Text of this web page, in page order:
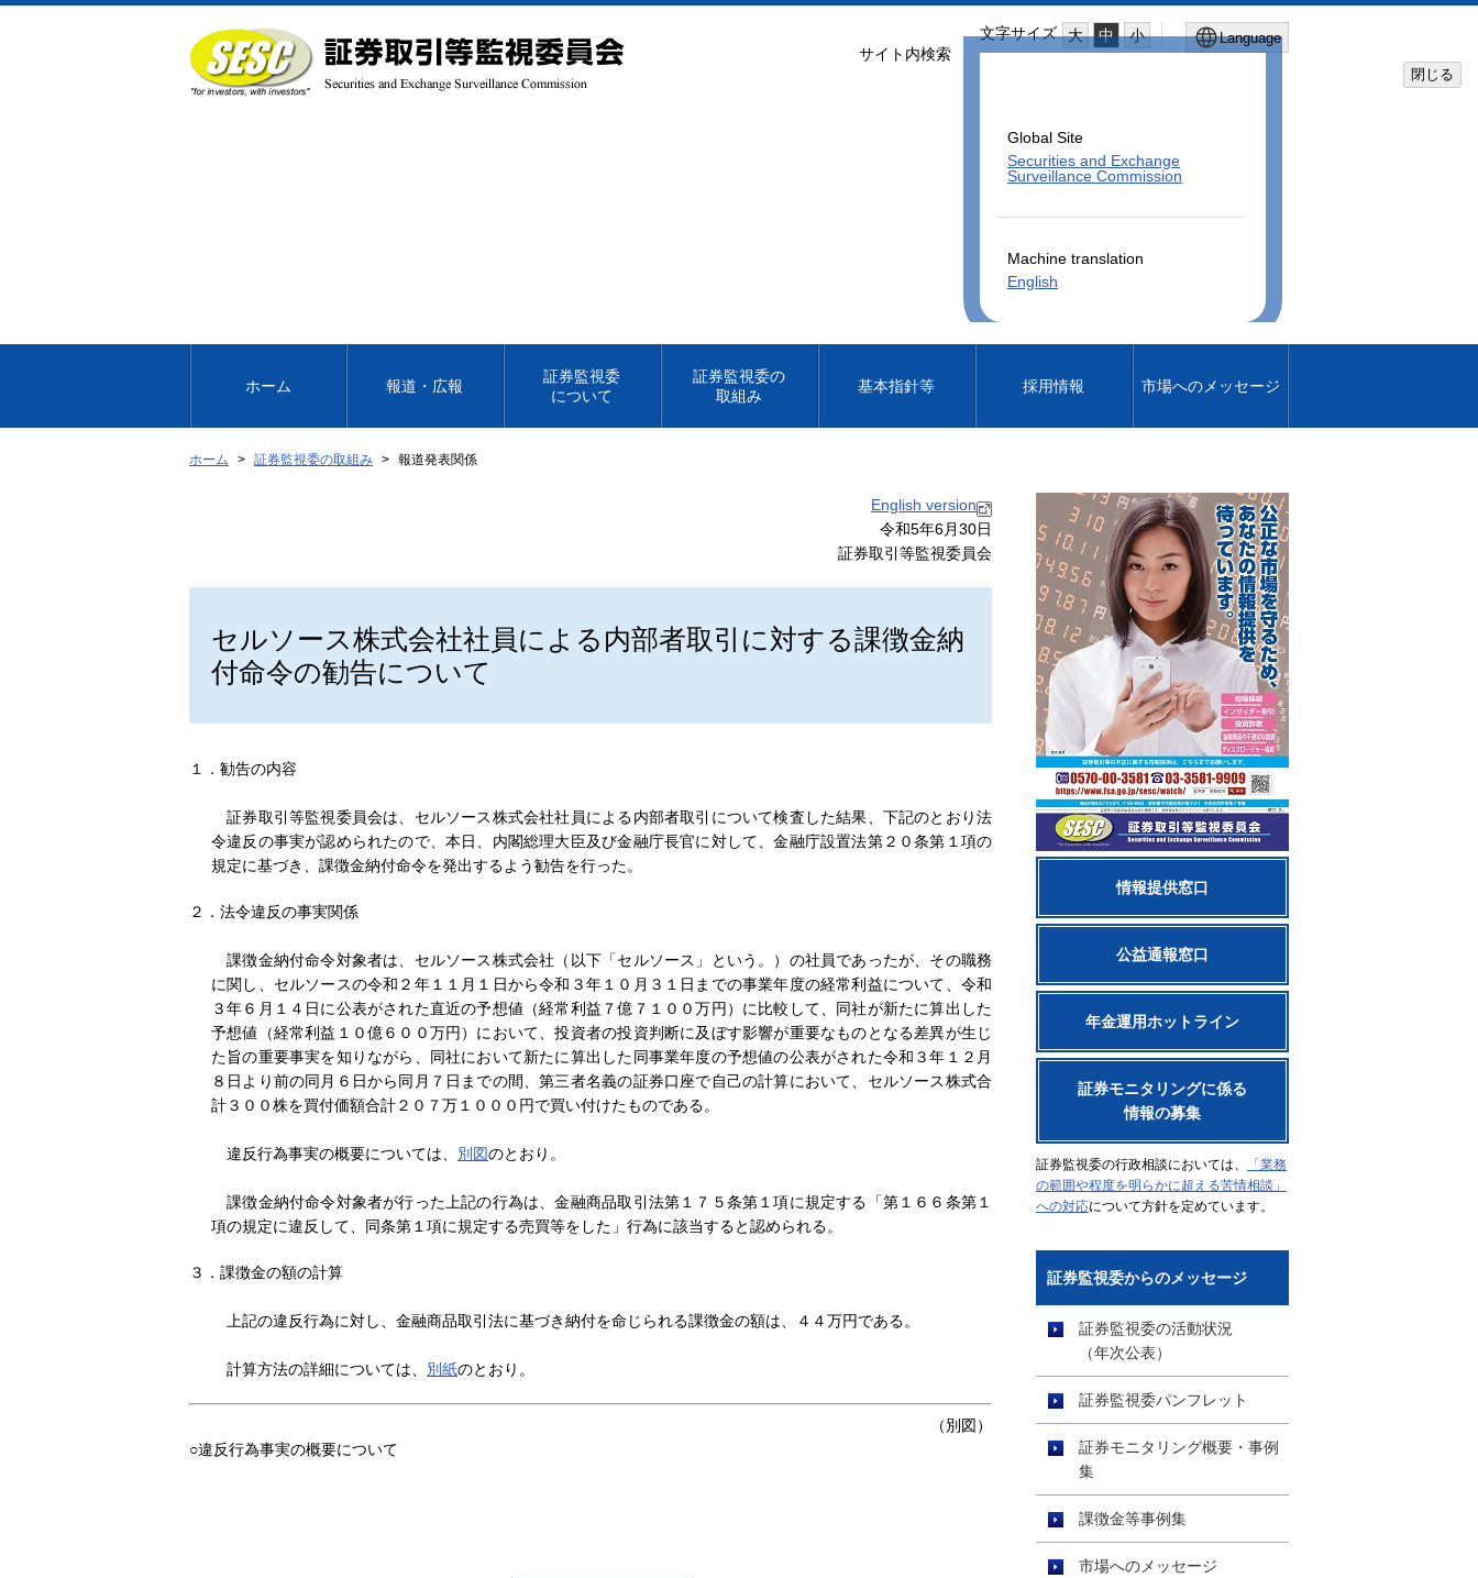
文
へ
移
文字サイズ 大 中 小 Language
Global Site
Securities and Exchange
Surveillance Commission
Machine translation
English
閉じる
サイト内検索
ホーム 報道・広報
証券監視委
について
証券監視委の
取組み
基本指針等 採用情報 市場へのメッセージ
ホーム 証券監視委の取組み 報道発表関係
English version
令和5年6月30日
証券取引等監視委員会
セルソース株式会社社員による内部者取引に対する課徴金納
付命令の勧告について
１．勧告の内容
証券取引等監視委員会は、セルソース株式会社社員による内部者取引について検査した結果、下記のとおり法
令違反の事実が認められたので、本日、内閣総理大臣及び金融庁長官に対して、金融庁設置法第２０条第１項の
規定に基づき、課徴金納付命令を発出するよう勧告を行った。
２．法令違反の事実関係
課徴金納付命令対象者は、セルソース株式会社（以下「セルソース」という。）の社員であったが、その職務
に関し、セルソースの令和２年１１月１日から令和３年１０月３１日までの事業年度の経常利益について、令和
３年６月１４日に公表がされた直近の予想値（経常利益７億７１００万円）に比較して、同社が新たに算出した
予想値（経常利益１０億６００万円）において、投資者の投資判断に及ぼす影響が重要なものとなる差異が生じ
た旨の重要事実を知りながら、同社において新たに算出した同事業年度の予想値の公表がされた令和３年１２月
８日より前の同月６日から同月７日までの間、第三者名義の証券口座で自己の計算において、セルソース株式合
計３００株を買付価額合計２０７万１０００円で買い付けたものである。
違反行為事実の概要については、 別図のとおり。
課徴金納付命令対象者が行った上記の行為は、金融商品取引法第１７５条第１項に規定する「第１６６条第１
項の規定に違反して、同条第１項に規定する売買等をした」行為に該当すると認められる。
３．課徴金の額の計算
上記の違反行為に対し、金融商品取引法に基づき納付を命じられる課徴金の額は、４４万円である。
計算方法の詳細については、 別紙のとおり。
（別図）
○違反行為事実の概要について
情報提供窓口
公益通報窓口
年金運用ホットライン
証券モニタリングに係る
情報の募集
証券監視委の行政相談においては、
「業務
の範囲や程度を明らかに超える苦情相談」
への対応について方針を定めています。
証券監視委からのメッセージ
証券監視委の活動状況
（年次公表）
証券監視委パンフレット
証券モニタリング概要・事例
集
課徴金等事例集
市場へのメッセージ